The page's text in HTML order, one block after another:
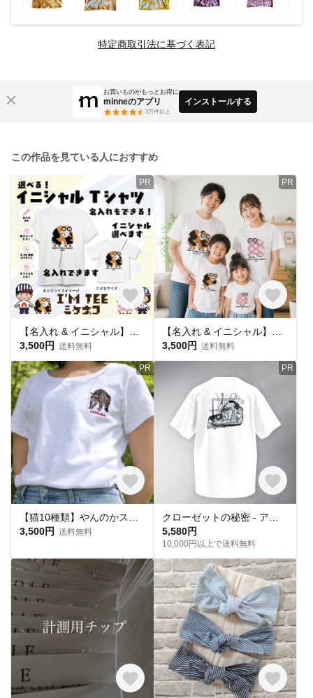
特定商取引法に基づく表記
お買いものがもっとお得に
minneのアプリ
3万件以上
インストールする
この作品を見ている人におすすめ
PR
3,500円 送料無料
PR
3,500円 送料無料
PR
3,500円 送料無料
PR
5,580円
10,000円以上で送料無料